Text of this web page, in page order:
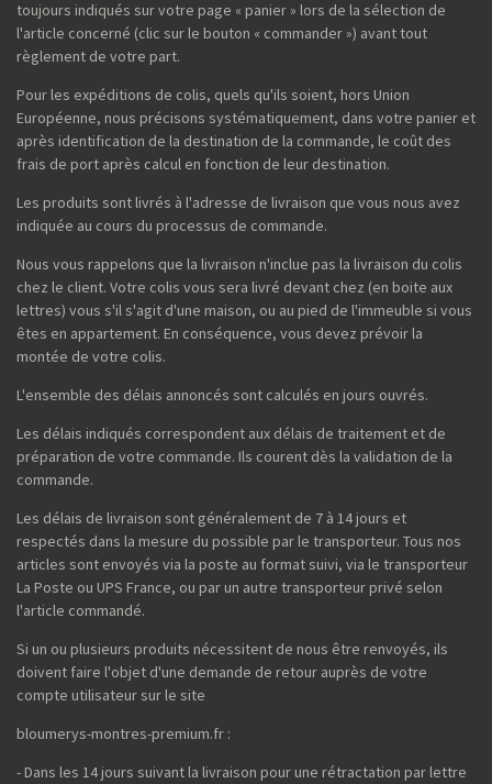
toujours indiqués sur votre page « panier » lors de la sélection de
l'article concerné (clic sur le bouton « commander ») avant tout
règlement de votre part.
Pour les expéditions de colis, quels qu'ils soient, hors Union
Européenne, nous précisons systématiquement, dans votre panier et
après identification de la destination de la commande, le coût des
frais de port après calcul en fonction de leur destination.
Les produits sont livrés à l'adresse de livraison que vous nous avez
indiquée au cours du processus de commande.
Nous vous rappelons que la livraison n'inclue pas la livraison du colis
chez le client. Votre colis vous sera livré devant chez (en boite aux
lettres) vous s'il s'agit d'une maison, ou au pied de l'immeuble si vous
êtes en appartement. En conséquence, vous devez prévoir la
montée de votre colis.
L'ensemble des délais annoncés sont calculés en jours ouvrés.
Les délais indiqués correspondent aux délais de traitement et de
préparation de votre commande. Ils courent dès la validation de la
commande.
Les délais de livraison sont généralement de 7 à 14 jours et
respectés dans la mesure du possible par le transporteur. Tous nos
articles sont envoyés via la poste au format suivi, via le transporteur
La Poste ou UPS France, ou par un autre transporteur privé selon
l'article commandé.
Si un ou plusieurs produits nécessitent de nous être renvoyés, ils
doivent faire l'objet d'une demande de retour auprès de votre
compte utilisateur sur le site
bloumerys-montres-premium.fr :
- Dans les 14 jours suivant la livraison pour une rétractation par lettre